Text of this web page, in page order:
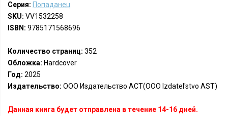
Серия: Попаданец
SKU: VV1532258
ISBN: 9785171568696
Количество страниц: 352
Обложка: Hardcover
Год: 2025
Издательство: ООО Издательство АСТ(OOO Izdatel'stvo AST)
Данная книга будет отправлена в течение 14-16 дней.